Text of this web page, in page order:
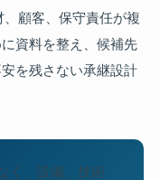
顧客、保守責任が複
資料を整え、候補先
を残さない承継設計
く、設備、技術